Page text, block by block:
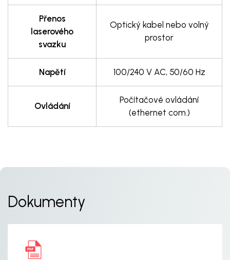
Přenos
laserového
svazku
Optický kabel nebo volný
prostor
Napětí 100/240 V AC, 50/60 Hz
Ovládání
Počítačové ovládání
(ethernet com.)
Dokumenty